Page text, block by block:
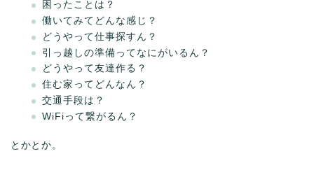
困ったことは？
働いてみてどんな感じ？
どうやって仕事探すん？
引っ越しの準備ってなにがいるん？
どうやって友達作る？
住む家ってどんなん？
交通手段は？
WiFiって繋がるん？
とかとか。